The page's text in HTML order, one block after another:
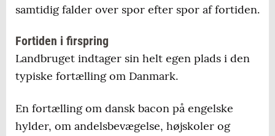
samtidig falder over spor efter spor af fortiden.
Fortiden i firspring
Landbruget indtager sin helt egen plads i den
typiske fortælling om Danmark.
En fortælling om dansk bacon på engelske
hylder, om andelsbevægelse, højskoler og